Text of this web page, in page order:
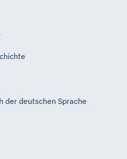
der deutschen Sprache